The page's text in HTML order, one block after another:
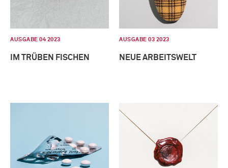
AUSGABE 04 2023
IM TRÜBEN FISCHEN
AUSGABE 03 2023
NEUE ARBEITSWELT